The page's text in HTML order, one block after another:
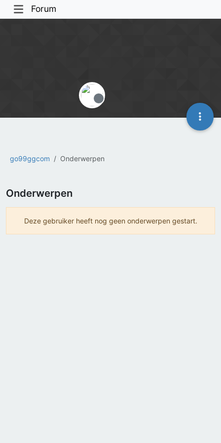
Forum
go99ggcom Onderwerpen
Offline
Onderwerpen
Deze gebruiker heeft nog geen onderwerpen gestart.